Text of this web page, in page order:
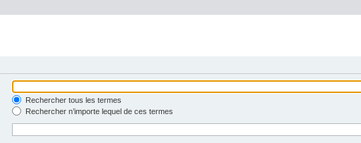
Rechercher tous les termes
Rechercher n’importe lequel de ces termes